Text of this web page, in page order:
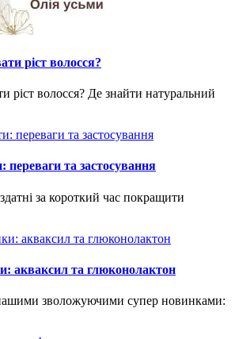
ріст волосся?
ріст волосся? Де знайти натуральний
переваги та застосування
за короткий час покращити
акваксил та глюконолактон
зволожуючими супер новинками: